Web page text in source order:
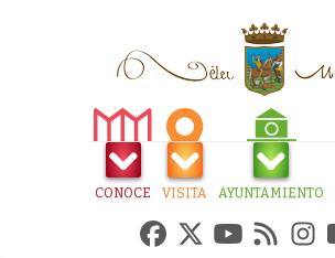
CONOCE VISITA AYUNTAMIENTO